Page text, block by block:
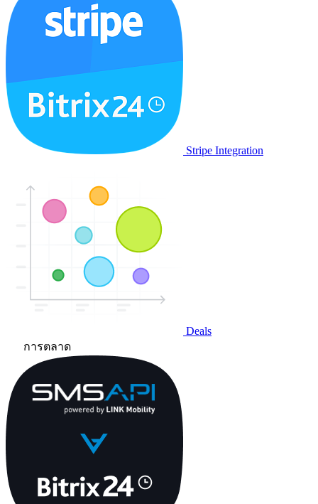
Stripe Integration
Deals
การตลาด